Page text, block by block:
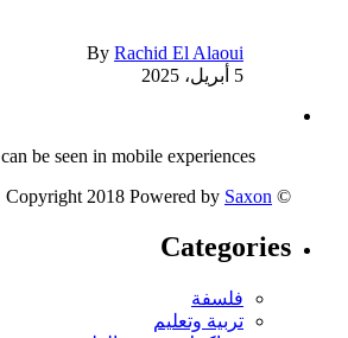
By Rachid El Alaoui
5 أبريل، 2025
be seen in mobile experiences.
© Copyright 2018 Powered by
Saxon
Categories
فلسفة
تربية وتعليم